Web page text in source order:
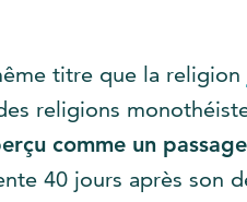
titre que la religion
religions
comme un passage
40 jours après son